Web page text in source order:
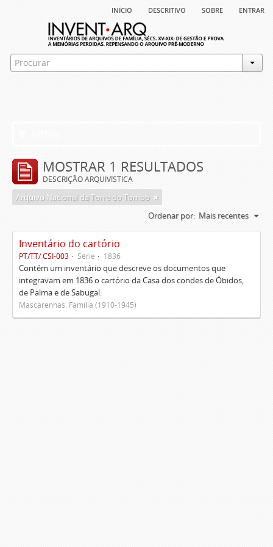
início descritivo sobre entrar
MOSTRAR 1 RESULTADOS
DESCRIÇÃO ARQUIVÍSTICA
Arquivo Nacional da Torre do Tombo
Ordenar por: Mais recentes
Inventário do cartório
PT/TT/ CSI-003 Série 1836
Contém um inventário que descreve os documentos que
integravam em 1836 o cartório da Casa dos condes de Óbidos,
de Palma e de Sabugal.
Mascarenhas. Família (1910-1945)